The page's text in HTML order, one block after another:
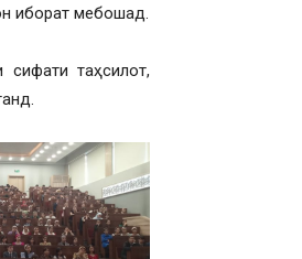
иборат мебошад.
таҳсилот,